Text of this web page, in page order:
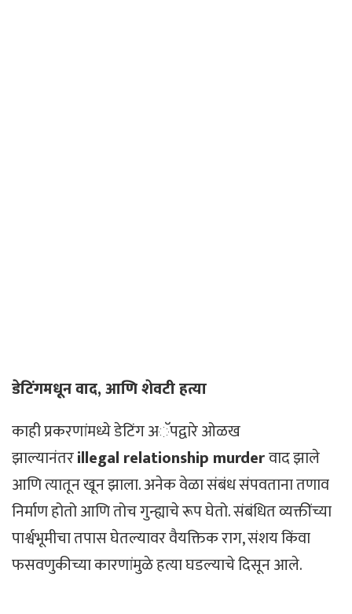
डेटिंगमधून वाद, आणि शेवटी हत्या
काही प्रकरणांमध्ये डेटिंग अॅपद्वारे ओळख
झाल्यानंतरillegal relationship murderवाद झाले
आणि त्यातून खून झाला. अनेक वेळा संबंध संपवताना तणाव
निर्माण होतो आणि तोच गुन्ह्याचे रूप घेतो. संबंधित व्यक्तींच्या
पार्श्वभूमीचा तपास घेतल्यावर वैयक्तिक राग, संशय किंवा
फसवणुकीच्या कारणांमुळे हत्या घडल्याचे दिसून आले.